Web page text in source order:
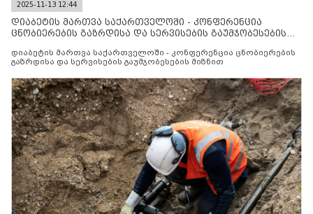
2025-11-13 12:44
დიაბეტის მართვა საქართველოში - კონფერენცია
ცნობიერების გაზრდისა და სერვისების გაუმჯობესების
დიაბეტის მართვა საქართველოში - კონფერენცია ცნობიერების
გაზრდისა და სერვისების გაუმჯობესების მიზნით